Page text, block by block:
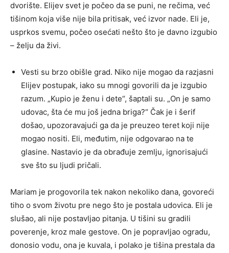
dvorište. Elijev svet je počeo da se puni, ne rečima, već
tišinom koja više nije bila pritisak, već izvor nade. Eli je,
usprkos svemu, počeo osećati nešto što je davno izgubio
– želju da živi.
Vesti su brzo obišle grad. Niko nije mogao da razjasni
Elijev postupak, iako su mnogi govorili da je izgubio
razum. „Kupio je ženu i dete“, šaptali su. „On je samo
udovac, šta će mu još jedna briga?“ Čak je i šerif
došao, upozoravajući ga da je preuzeo teret koji nije
mogao nositi. Eli, međutim, nije odgovarao na te
glasine. Nastavio je da obrađuje zemlju, ignorisajući
sve što su ljudi pričali.
Mariam je progovorila tek nakon nekoliko dana, govoreći
tiho o svom životu pre nego što je postala udovica. Eli je
slušao, ali nije postavljao pitanja. U tišini su gradili
poverenje, kroz male gestove. On je popravljao ogradu,
donosio vodu, ona je kuvala, i polako je tišina prestala da